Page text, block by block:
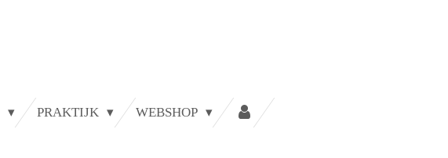
PRAKTIJK WEBSHOP